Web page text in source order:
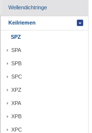
Wellendichtringe
Keilriemen
SPZ
SPA
SPB
SPC
XPZ
XPA
XPB
XPC